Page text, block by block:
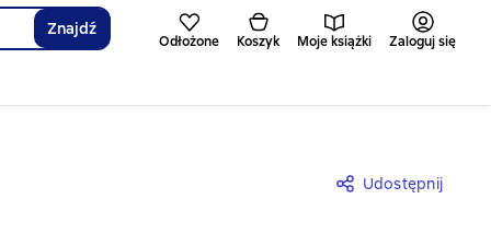
Znajdź
Odłożone Koszyk Moje książki Zaloguj się
Udostępnij